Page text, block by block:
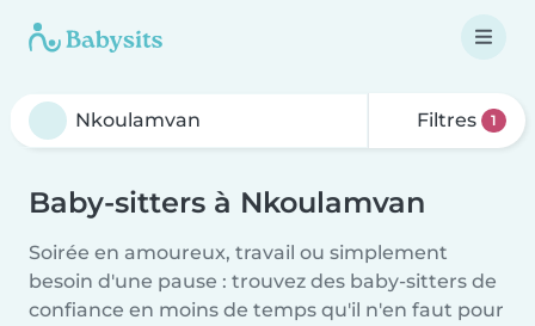
Filtres 1
Baby-sitters à Nkoulamvan
Soirée en amoureux, travail ou simplement
besoin d'une pause : trouvez des baby-sitters de
confiance en moins de temps qu'il n'en faut pour